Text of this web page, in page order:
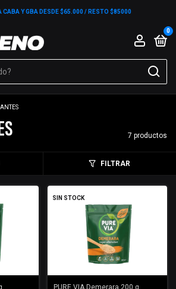
CABA Y GBA DESDE $65.000 / RESTO $85000
0
7 productos
FILTRAR
SIN STOCK
PURE VIA Demerara 200 g